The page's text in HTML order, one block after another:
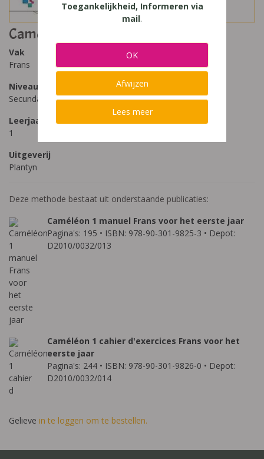
Caméléon 1
Vak
Frans
Niveau
Secundair Onderwijs
Leerjaar
1
Uitgeverij
Plantyn
Deze methode bestaat uit onderstaande publicaties:
Caméléon 1 manuel Frans voor het eerste jaar
Pagina's: 195 • ISBN: 978-90-301-9825-3 • Depot:
D2010/0032/013
Caméléon 1 cahier d'exercices Frans voor het
eerste jaar
Pagina's: 244 • ISBN: 978-90-301-9826-0 • Depot:
D2010/0032/014
Gelieve in te loggen om te bestellen.
Toegankelijkheid, Informeren via
mail.
OK
Afwijzen
Lees meer